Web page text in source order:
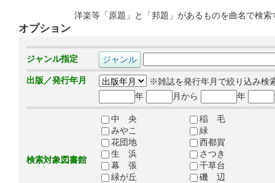
洋楽等「原題」と「邦題」があるものを曲名で検
オプション
ジャンル指定
出版／発行年月
※雑誌を発行年月で絞り込み検
年
月から 年
検索対象図書館
中 央
稲 毛
みやこ
緑
花団地
西都賀
生 浜
さつき
幕 張
千草台
緑が丘
磯 辺